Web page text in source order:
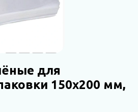
для
150х200 мм,